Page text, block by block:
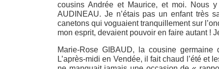
cousins Andrée et Maurice, et moi. Nous
AUDINEAU. Je n’étais pas un enfant très
canetons qui voguaient tranquillement sur
mon esprit, devaient pouvoir en faire autant !
Marie-Rose GIBAUD, la cousine
L’après-midi en Vendée, il fait chaud l’été